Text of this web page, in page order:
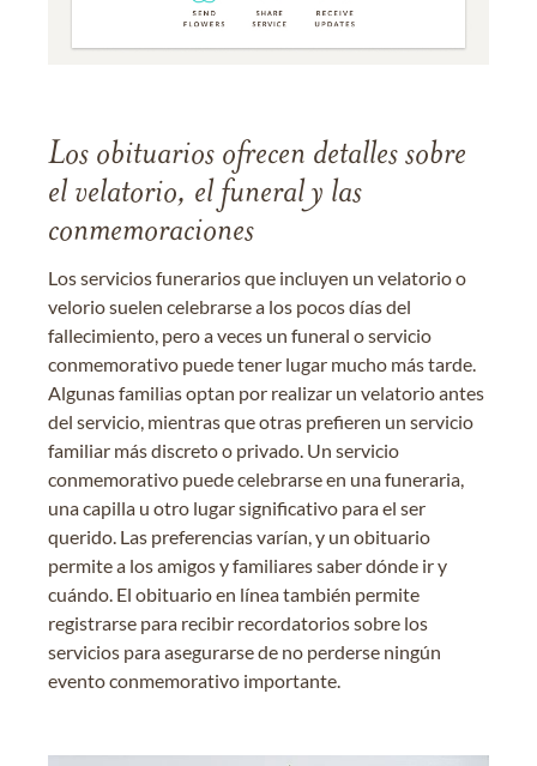
Los obituarios ofrecen detalles sobre
el velatorio, el funeral y las
conmemoraciones
Los servicios funerarios que incluyen un velatorio o
velorio suelen celebrarse a los pocos días del
fallecimiento, pero a veces un funeral o servicio
conmemorativo puede tener lugar mucho más tarde.
Algunas familias optan por realizar un velatorio antes
del servicio, mientras que otras prefieren un servicio
familiar más discreto o privado. Un servicio
conmemorativo puede celebrarse en una funeraria,
una capilla u otro lugar significativo para el ser
querido. Las preferencias varían, y un obituario
permite a los amigos y familiares saber dónde ir y
cuándo. El obituario en línea también permite
registrarse para recibir recordatorios sobre los
servicios para asegurarse de no perderse ningún
evento conmemorativo importante.